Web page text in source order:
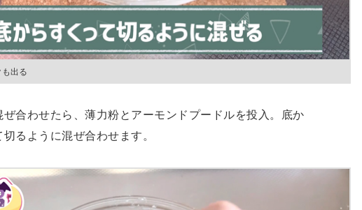
出る
合わせたら、薄力粉とアーモンドプードルを投入。底か
切るように混ぜ合わせます。